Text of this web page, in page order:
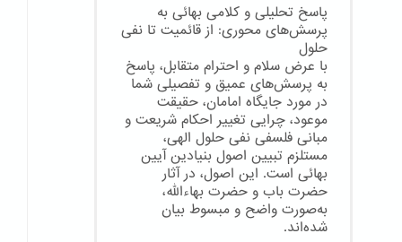
پاسخ تحلیلی و کلامی بهائی به
پرسش‌های محوری: از قائمیت تا نفی
حلول
با عرض سلام و احترام متقابل، پاسخ
به پرسش‌های عمیق و تفصیلی شما
در مورد جایگاه امامان، حقیقت
موعود، چرایی تغییر احکام شریعت و
مبانی فلسفی نفی حلول الهی،
مستلزم تبیین اصول بنیادین آیین
بهائی است. این اصول، در آثار
حضرت باب و حضرت بهاءالله،
به‌صورت واضح و مبسوط بیان
شده‌اند.